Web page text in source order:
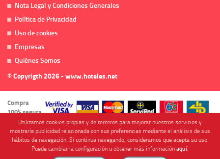
Nota Legal y Condiciones Generales
Política de Privacidad
Uso de cookies
Empresas
Quiénes Somos
© Copyrigth 2026 - www.hoteles.net
Compra
100% segura
Utilizamos cookies propias y de terceros para mejorar nuestros servicios y
mostrarle publicidad relacionada con sus preferencias mediante el análisis de sus
hábitos de navegación. Si continua navegando, consideramos que acepta su uso.
Puede cambiar la configuración u obtener más informaciónaquí.